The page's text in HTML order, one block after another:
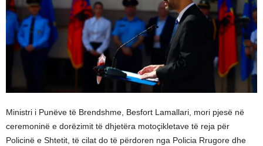
Ministri i Punëve të Brendshme, Besfort Lamallari, mori pjesë në
ceremoninë e dorëzimit të dhjetëra motoçikletave të reja për
Policinë e Shtetit, të cilat do të përdoren nga Policia Rrugore dhe